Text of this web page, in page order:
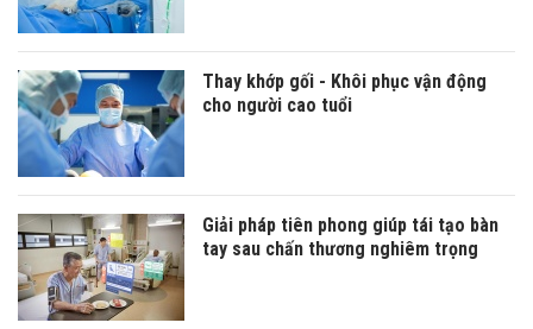
Thay khớp gối - Khôi phục vận động
cho người cao tuổi
Giải pháp tiên phong giúp tái tạo bàn
tay sau chấn thương nghiêm trọng